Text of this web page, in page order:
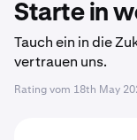
Starte in
Tauch ein in die
vertrauen uns.
Rating vom 18th May